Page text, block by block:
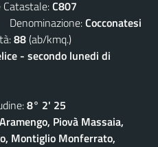
C807
Denominazione:Cocconatesi
88(ab/kmq.)
- secondo lunedi di
8° 2' 25
Piovà Massaia,
Montiglio Monferrato,